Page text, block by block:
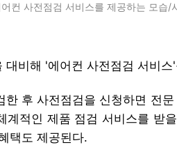
컨 사전점검 서비스를 제공하는 모습/
대비해 '에어컨 사전점검 서비스
한 후 사전점검을 신청하면 전
적인 제품 점검 서비스를 받
택도 제공된다.